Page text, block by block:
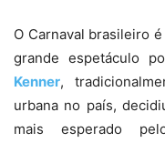
O Carnaval brasileiro
grande espetáculo
Kenner,
urbana no país,
mais esperado